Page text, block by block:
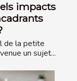
impacts
de la petite
un sujet...